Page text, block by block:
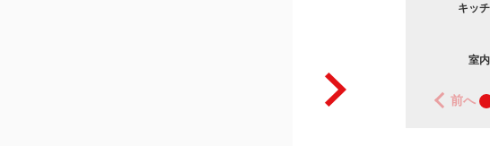
キッ
室内
前へ